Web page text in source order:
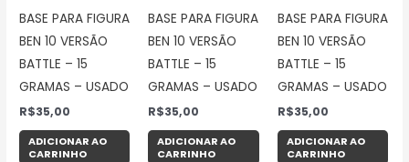
BASE PARA FIGURA
BEN 10 VERSÃO
BATTLE – 15
GRAMAS – USADO
R$35,00
ADICIONAR AO
CARRINHO
BASE PARA FIGURA
BEN 10 VERSÃO
BATTLE – 15
GRAMAS – USADO
R$35,00
ADICIONAR AO
CARRINHO
BASE PARA FIGURA
BEN 10 VERSÃO
BATTLE – 15
GRAMAS – USADO
R$35,00
ADICIONAR AO
CARRINHO